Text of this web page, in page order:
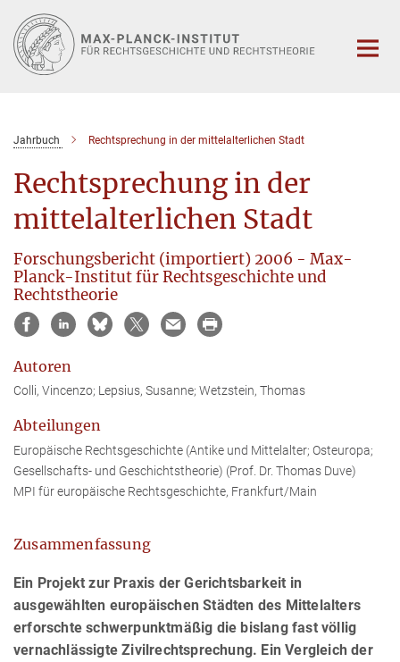
Hauptinhalt
Jahrbuch Rechtsprechung in der mittelalterlichen Stadt
Rechtsprechung in der
mittelalterlichen Stadt
Forschungsbericht (importiert) 2006 - Max-
Planck-Institut für Rechtsgeschichte und
Rechtstheorie
Autoren
Colli, Vincenzo; Lepsius, Susanne; Wetzstein, Thomas
Abteilungen
Europäische Rechtsgeschichte (Antike und Mittelalter; Osteuropa;
Gesellschafts- und Geschichtstheorie) (Prof. Dr. Thomas Duve)
MPI für europäische Rechtsgeschichte, Frankfurt/Main
Zusammenfassung
Ein Projekt zur Praxis der Gerichtsbarkeit in
ausgewählten europäischen Städten des Mittelalters
erforschte schwerpunktmäßig die bislang fast völlig
vernachlässigte Zivilrechtsprechung. Ein Vergleich der